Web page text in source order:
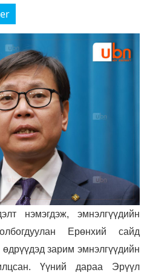
нэмэгдэж, эмнэлгүүдийн
Ерөнхий сайд
зарим эмнэлгүүдийн
Үүний дараа Эрүүл